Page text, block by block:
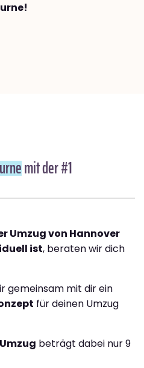
mit der #1
Umzug von Hannover
ist, beraten wir dich
gemeinsam mit dir ein
für deinen Umzug
beträgt dabei nur 9